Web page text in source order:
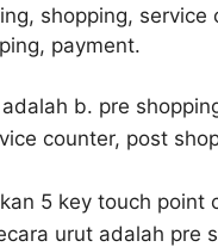
shopping, service
payment.
b. pre
counter, post
5 key touch point
urut adalah pre